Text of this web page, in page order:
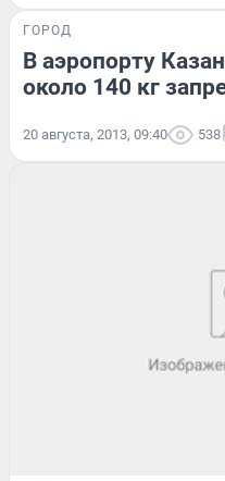
ГОРОД
В аэропорту
около 140 кг
20 августа, 2013, 09:40 538